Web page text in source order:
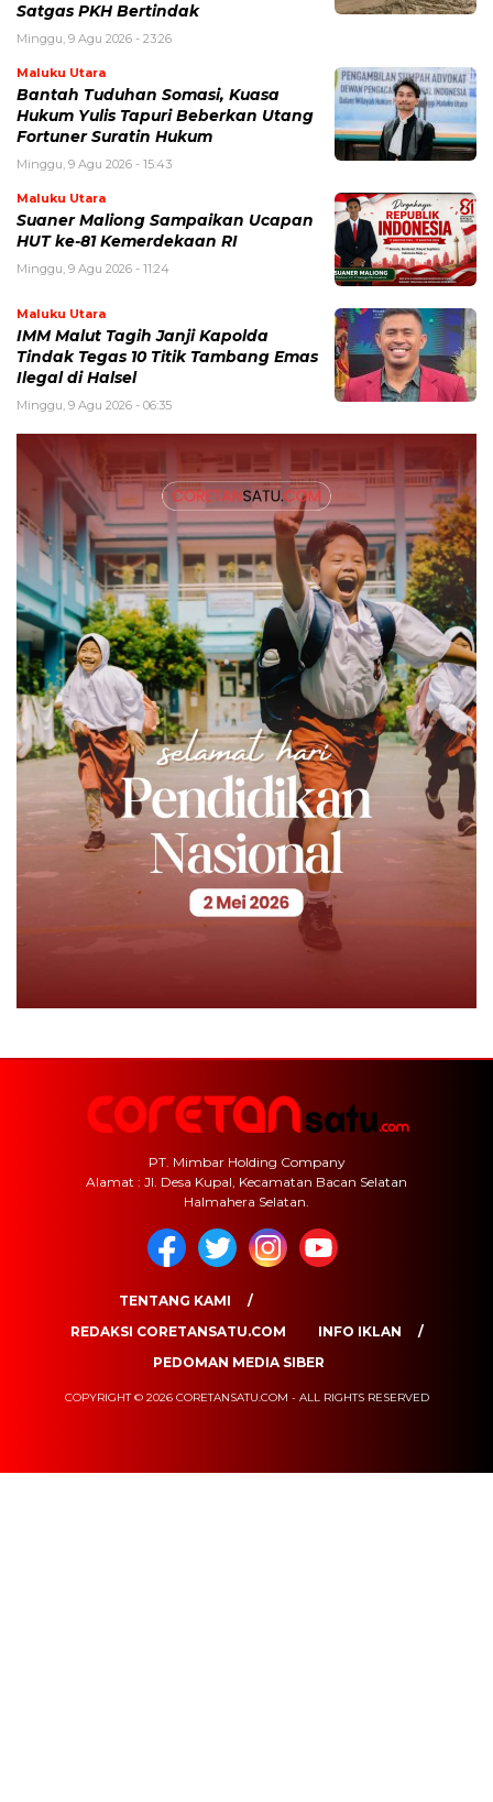
Satgas PKH Bertindak
Minggu, 9 Agu 2026 - 23:26
Maluku Utara
Bantah Tuduhan Somasi, Kuasa
Hukum Yulis Tapuri Beberkan Utang
Fortuner Suratin Hukum
Minggu, 9 Agu 2026 - 15:43
Maluku Utara
Suaner Maliong Sampaikan Ucapan
HUT ke-81 Kemerdekaan RI
Minggu, 9 Agu 2026 - 11:24
Maluku Utara
IMM Malut Tagih Janji Kapolda
Tindak Tegas 10 Titik Tambang Emas
Ilegal di Halsel
Minggu, 9 Agu 2026 - 06:35
PT. Mimbar Holding Company
Alamat : Jl. Desa Kupal, Kecamatan Bacan Selatan
Halmahera Selatan.
TENTANG KAMI
REDAKSI CORETANSATU.COM
INFO IKLAN
PEDOMAN MEDIA SIBER
COPYRIGHT © 2026 CORETANSATU.COM - ALL RIGHTS RESERVED